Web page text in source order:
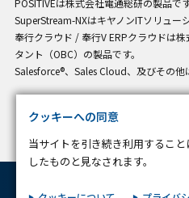
POSITIVEは株式会社電通総研の製品です
SuperStream-NXはキヤノンITソリュー
奉行クラウド / 奉行V ERPクラウドは
タント（OBC）の製品です。
Salesforce®、Sales Cloud、及びその他
クッキーへの同意
当サイトを引き続き利用するこ
したものと見なされます。
は通常ありませんが、Web サイトの
ます。鈴与シンワートではプライバ
Cookie については有効化を拒否でき
クリックすることで、それらの
おけるデフォルト設定を変更できます
た場合、サイトの利用やサービスの利
細情報
パフォーマンス Cookie